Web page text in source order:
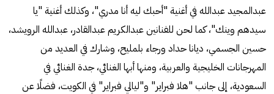
عبدالمجيد عبدالله في أغنية "أحبك ليه أنا مدري"، وكذلك أغنية "يا
سيدهم وينك"، كما لحن للفنانين عبدالكريم عبدالقادر، عبدالله الرويشد،
حسين الجسمي، ديانا حداد ورجاء بلمليح، وشارك في العديد من
المهرجانات الخليجية والعربية، ومنها أبها الغنائي، جدة الغنائي في
السعودية، إلى جانب "هلا فبراير" و"ليالي فبراير" في الكويت، فضلًا عن